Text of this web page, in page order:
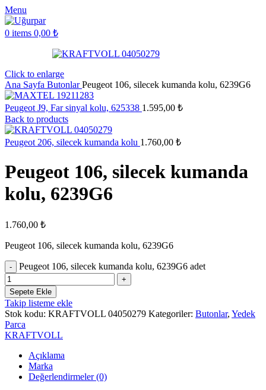
Menu
0 items 0,00 ₺
Click to enlarge
Ana Sayfa ButonlarPeugeot 106, silecek kumanda kolu, 6239G6
Peugeot J9, Far sinyal kolu, 625338 1.595,00 ₺
Back to products
Peugeot 206, silecek kumanda kolu 1.760,00 ₺
Peugeot 106, silecek kumanda
kolu, 6239G6
1.760,00 ₺
Peugeot 106, silecek kumanda kolu, 6239G6
Peugeot 106, silecek kumanda kolu, 6239G6 adet
Sepete Ekle
Takip listeme ekle
Stok kodu: KRAFTVOLL 04050279 Kategoriler: Butonlar, Yedek
Parca
KRAFTVOLL
Açıklama
Marka
Değerlendirmeler (0)